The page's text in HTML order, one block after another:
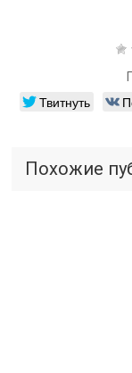
Твитнуть
Похожие